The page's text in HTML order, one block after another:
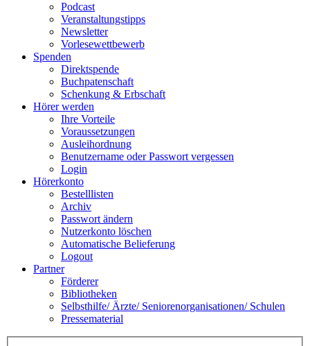
Podcast
Veranstaltungstipps
Newsletter
Vorlesewettbewerb
Spenden
Direktspende
Buchpatenschaft
Schenkung & Erbschaft
Hörer werden
Ihre Vorteile
Voraussetzungen
Ausleihordnung
Benutzername oder Passwort vergessen
Login
Hörerkonto
Bestelllisten
Archiv
Passwort ändern
Nutzerkonto löschen
Automatische Belieferung
Logout
Partner
Förderer
Bibliotheken
Selbsthilfe/ Ärzte/ Seniorenorganisationen/ Schulen
Pressematerial